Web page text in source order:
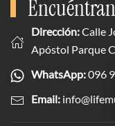
Dirección:Calle
Apóstol Parque
WhatsApp:096
Email: